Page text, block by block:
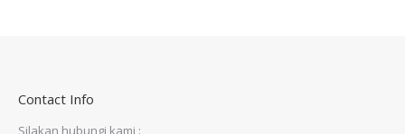
Contact Info
Silakan hubungi kami :